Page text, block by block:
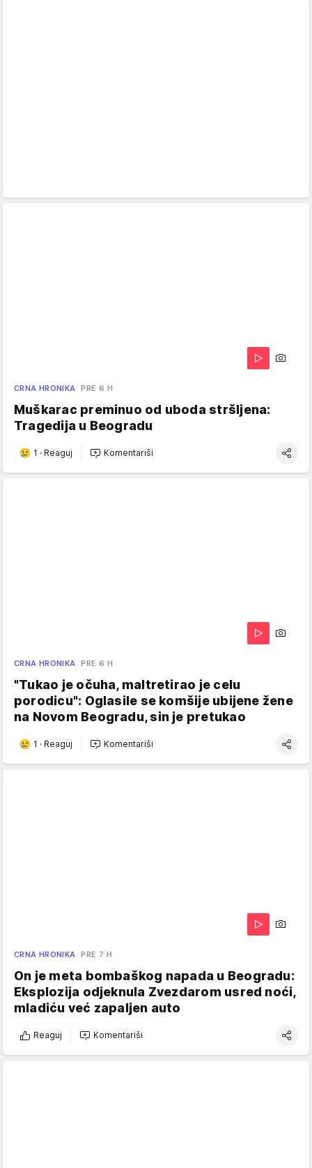
CRNA HRONIKA PRE 6 H
Muškarac preminuo od uboda stršljena:
Tragedija u Beogradu
1 · Reaguj Komentariši
CRNA HRONIKA PRE 6 H
"Tukao je očuha, maltretirao je celu
porodicu": Oglasile se komšije ubijene žene
na Novom Beogradu, sin je pretukao
1 · Reaguj Komentariši
CRNA HRONIKA PRE 7 H
On je meta bombaškog napada u Beogradu:
Eksplozija odjeknula Zvezdarom usred noći,
mladiću već zapaljen auto
Reaguj Komentariši